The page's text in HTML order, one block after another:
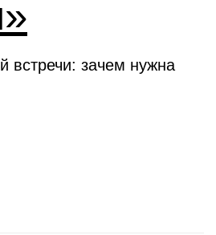
встречи: зачем нужна